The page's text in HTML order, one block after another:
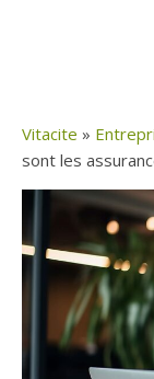
Vitacite »
sont les